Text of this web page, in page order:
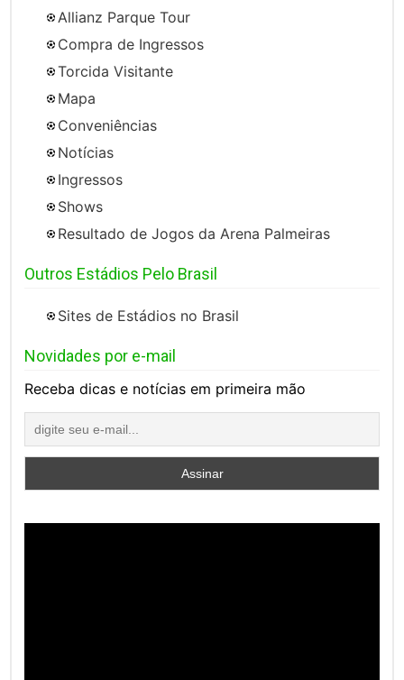
Allianz Parque Tour
Compra de Ingressos
Torcida Visitante
Mapa
Conveniências
Notícias
Ingressos
Shows
Resultado de Jogos da Arena Palmeiras
Outros Estádios Pelo Brasil
Sites de Estádios no Brasil
Novidades por e-mail
Receba dicas e notícias em primeira mão